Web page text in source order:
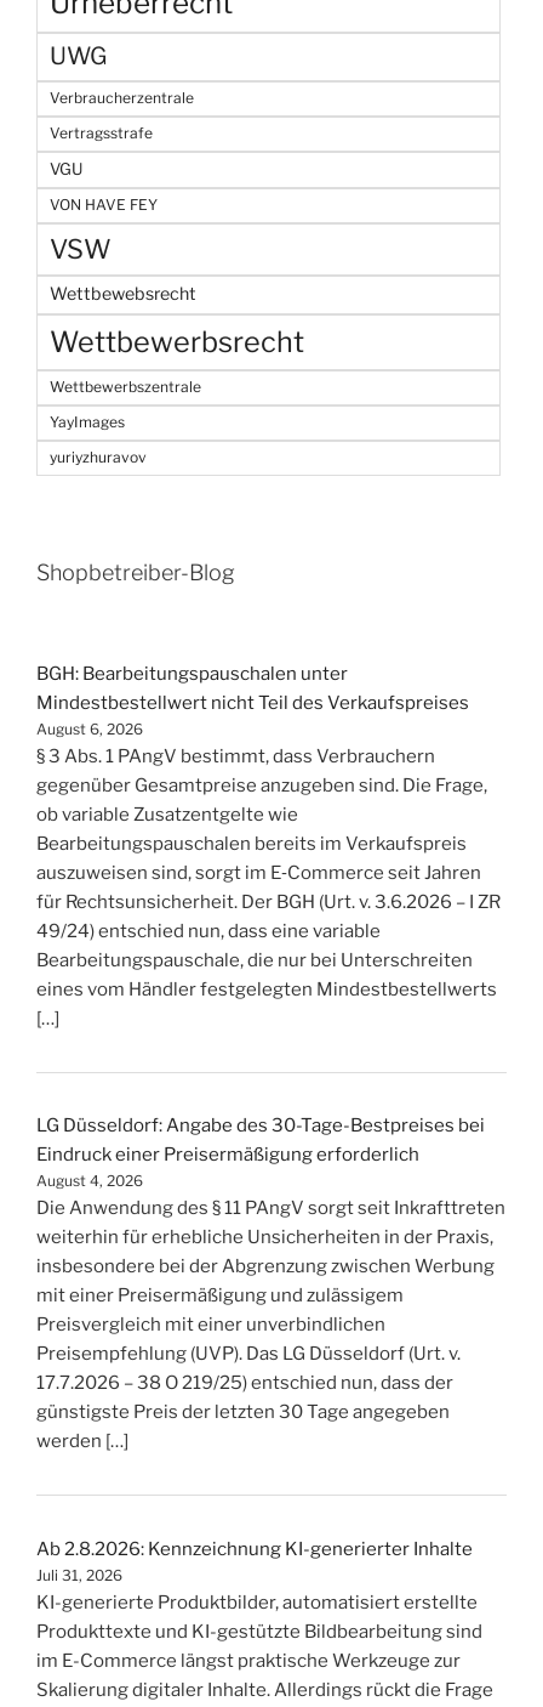
UWG
Verbraucherzentrale
Vertragsstrafe
VGU
VON HAVE FEY
VSW
Wettbewebsrecht
Wettbewerbsrecht
Wettbewerbszentrale
YayImages
yuriyzhuravov
Shopbetreiber-Blog
BGH: Bearbeitungspauschalen unter
Mindestbestellwert nicht Teil des Verkaufspreises
August 6, 2026
§ 3 Abs. 1 PAngV bestimmt, dass Verbrauchern
gegenüber Gesamtpreise anzugeben sind. Die Frage,
ob variable Zusatzentgelte wie
Bearbeitungspauschalen bereits im Verkaufspreis
auszuweisen sind, sorgt im E‑Commerce seit Jahren
für Rechtsunsicherheit. Der BGH (Urt. v. 3.6.2026 – I ZR
49/24) entschied nun, dass eine variable
Bearbeitungspauschale, die nur bei Unterschreiten
eines vom Händler festgelegten Mindestbestellwerts
[…]
LG Düsseldorf: Angabe des 30-Tage-Bestpreises bei
Eindruck einer Preisermäßigung erforderlich
August 4, 2026
Die Anwendung des § 11 PAngV sorgt seit Inkrafttreten
weiterhin für erhebliche Unsicherheiten in der Praxis,
insbesondere bei der Abgrenzung zwischen Werbung
mit einer Preisermäßigung und zulässigem
Preisvergleich mit einer unverbindlichen
Preisempfehlung (UVP). Das LG Düsseldorf (Urt. v.
17.7.2026 – 38 O 219/25) entschied nun, dass der
günstigste Preis der letzten 30 Tage angegeben
werden […]
Ab 2.8.2026: Kennzeichnung KI-generierter Inhalte
Juli 31, 2026
KI-generierte Produktbilder, automatisiert erstellte
Produkttexte und KI-gestützte Bildbearbeitung sind
im E-Commerce längst praktische Werkzeuge zur
Skalierung digitaler Inhalte. Allerdings rückt die Frage